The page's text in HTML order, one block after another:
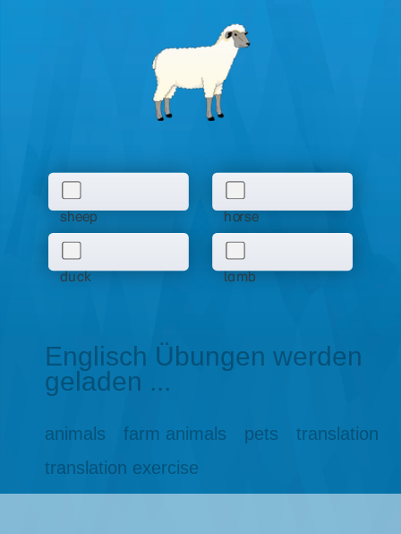
sheep horse
duck lamb
Englisch Übungen werden
geladen ...
animals farm animals pets
translation
translation exercise